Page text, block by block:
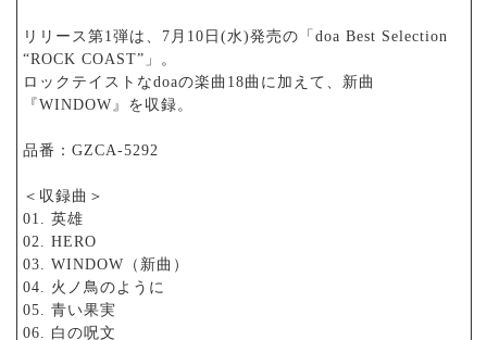
リリース第1弾は、7月10日(水)発売の「doa Best Selection
“ROCK COAST”」。
ロックテイストなdoaの楽曲18曲に加えて、新曲
『WINDOW』を収録。
品番：GZCA-5292
＜収録曲＞
01. 英雄
02. HERO
03. WINDOW（新曲）
04. 火ノ鳥のように
05. 青い果実
06. 白の呪文